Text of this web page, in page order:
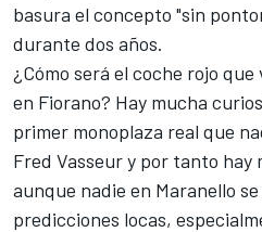
basura el concepto "sin
durante dos años.
¿Cómo será el coche rojo
en Fiorano? Hay mucha
primer monoplaza real que
Fred Vasseury por tanto hay
aunque nadie en Maranello
predicciones locas,